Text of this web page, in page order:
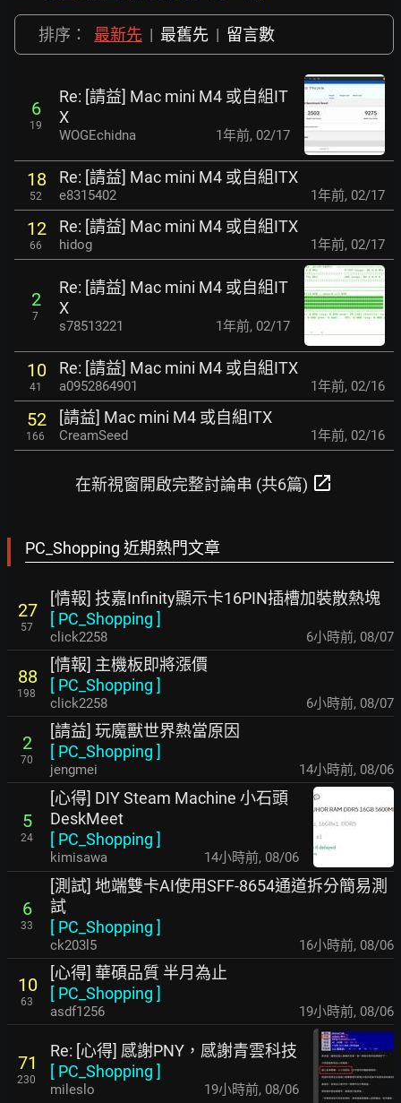
排序： 最新先 | 最舊先 | 留言數
6
19
Re: [請益] Mac mini M4 或自組IT
X
WOGEchidna 1年前, 02/17
18
52
Re: [請益] Mac mini M4 或自組ITX
e8315402 1年前, 02/17
12
66
Re: [請益] Mac mini M4 或自組ITX
hidog 1年前, 02/17
2
7
Re: [請益] Mac mini M4 或自組IT
X
s78513221 1年前, 02/17
10
41
Re: [請益] Mac mini M4 或自組ITX
a0952864901 1年前, 02/16
52
166
[請益] Mac mini M4 或自組ITX
CreamSeed 1年前, 02/16
在新視窗開啟完整討論串 (共6篇) open_in_new
PC_Shopping 近期熱門文章
27
57
[情報] 技嘉Infinity顯示卡16PIN插槽加裝散熱塊
[ PC_Shopping ]
click2258 6小時前, 08/07
88
198
[情報] 主機板即將漲價
[ PC_Shopping ]
click2258 6小時前, 08/07
2
70
[請益] 玩魔獸世界熱當原因
[ PC_Shopping ]
jengmei 14小時前, 08/06
5
24
[心得] DIY Steam Machine 小石頭
DeskMeet
[ PC_Shopping ]
kimisawa 14小時前, 08/06
6
33
[測試] 地端雙卡AI使用SFF-8654通道拆分簡易測
試
[ PC_Shopping ]
ck203l5 16小時前, 08/06
10
63
[心得] 華碩品質 半月為止
[ PC_Shopping ]
asdf1256 19小時前, 08/06
71
230
Re: [心得] 感謝PNY，感謝青雲科技
[ PC_Shopping ]
mileslo 19小時前, 08/06